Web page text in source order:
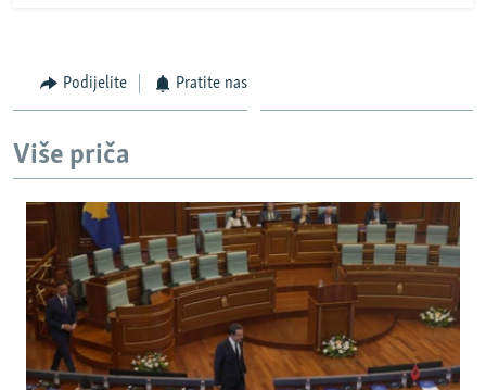
Podijelite Pratite nas
Više priča